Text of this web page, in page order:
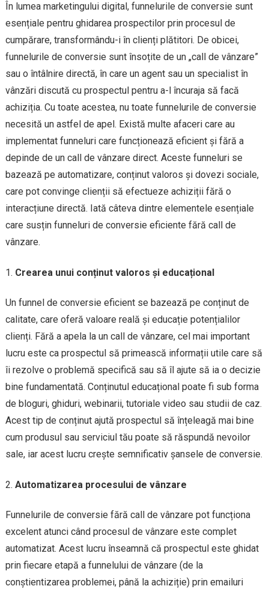
În lumea marketingului digital, funnelurile de conversie sunt
esențiale pentru ghidarea prospectilor prin procesul de
cumpărare, transformându-i în clienți plătitori. De obicei,
funnelurile de conversie sunt însoțite de un „call de vânzare”
sau o întâlnire directă, în care un agent sau un specialist în
vânzări discută cu prospectul pentru a-l încuraja să facă
achiziția. Cu toate acestea, nu toate funnelurile de conversie
necesită un astfel de apel. Există multe afaceri care au
implementat funneluri care funcționează eficient și fără a
depinde de un call de vânzare direct. Aceste funneluri se
bazează pe automatizare, conținut valoros și dovezi sociale,
care pot convinge clienții să efectueze achiziții fără o
interacțiune directă. Iată câteva dintre elementele esențiale
care susțin funneluri de conversie eficiente fără call de
vânzare.
Crearea unui conținut valoros și educațional
Un funnel de conversie eficient se bazează pe conținut de
calitate, care oferă valoare reală și educație potențialilor
clienți. Fără a apela la un call de vânzare, cel mai important
lucru este ca prospectul să primească informații utile care să
îi rezolve o problemă specifică sau să îl ajute să ia o decizie
bine fundamentată. Conținutul educațional poate fi sub forma
de bloguri, ghiduri, webinarii, tutoriale video sau studii de caz.
Acest tip de conținut ajută prospectul să înțeleagă mai bine
cum produsul sau serviciul tău poate să răspundă nevoilor
sale, iar acest lucru crește semnificativ șansele de conversie.
Automatizarea procesului de vânzare
Funnelurile de conversie fără call de vânzare pot funcționa
excelent atunci când procesul de vânzare este complet
automatizat. Acest lucru înseamnă că prospectul este ghidat
prin fiecare etapă a funnelului de vânzare (de la
conștientizarea problemei, până la achiziție) prin emailuri